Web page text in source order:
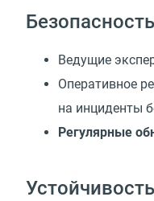
Безопасность
Ведущие
Оперативное
на инциденты
Регулярные